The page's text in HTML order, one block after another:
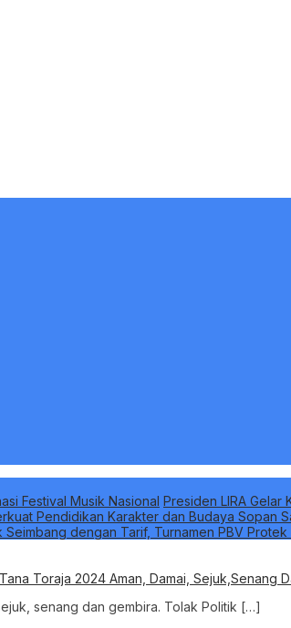
Festival Musik Nasional Presiden LIRA Gelar
Pendidikan Karakter dan Budaya Sopan
Seimbang dengan Tarif, Turnamen PBV
Toraja 2024 Aman, Damai, Sejuk,Senang
senang dan gembira. Tolak Politik […]